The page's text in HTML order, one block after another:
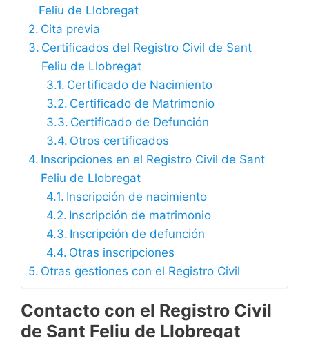
Feliu de Llobregat
Cita previa
Certificados del Registro Civil de Sant
Feliu de Llobregat
Certificado de Nacimiento
Certificado de Matrimonio
Certificado de Defunción
Otros certificados
Inscripciones en el Registro Civil de Sant
Feliu de Llobregat
Inscripción de nacimiento
Inscripción de matrimonio
Inscripción de defunción
Otras inscripciones
Otras gestiones con el Registro Civil
Contacto con el Registro Civil
de Sant Feliu de Llobregat